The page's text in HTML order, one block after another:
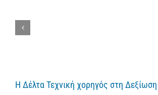
Η Δέλτα Τεχνική χορηγός στη